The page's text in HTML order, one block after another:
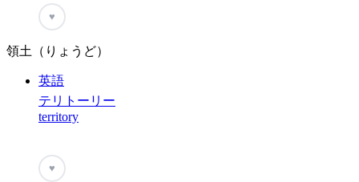
♥
領土（りょうど）
英語
テリトーリー
territory
♥